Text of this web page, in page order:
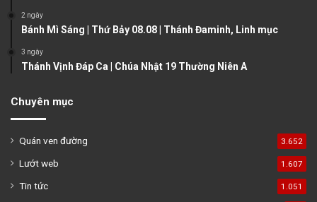
2 ngày
Bánh Mì Sáng | Thứ Bảy 08.08 | Thánh Đaminh, Linh mục
3 ngày
Thánh Vịnh Đáp Ca | Chúa Nhật 19 Thường Niên A
Chuyên mục
Quán ven đường 3.652
Lướt web 1.607
Tin tức 1.051